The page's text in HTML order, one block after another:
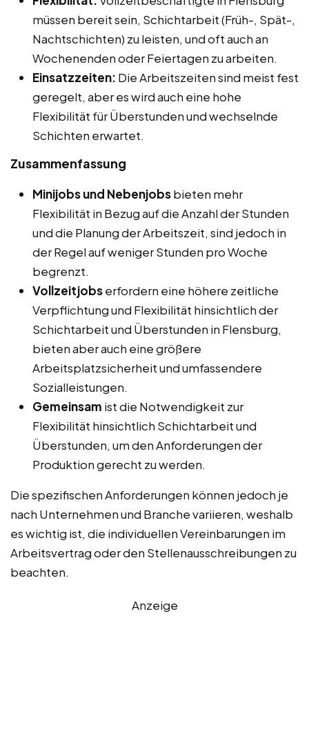
müssen bereit sein, Schichtarbeit (Früh-, Spät-,
Nachtschichten) zu leisten, und oft auch an
Wochenenden oder Feiertagen zu arbeiten.
Einsatzzeiten: Die Arbeitszeiten sind meist fest
geregelt, aber es wird auch eine hohe
Flexibilität für Überstunden und wechselnde
Schichten erwartet.
Zusammenfassung
Minijobs und Nebenjobsbieten mehr
Flexibilität in Bezug auf die Anzahl der Stunden
und die Planung der Arbeitszeit, sind jedoch in
der Regel auf weniger Stunden pro Woche
begrenzt.
Vollzeitjobserfordern eine höhere zeitliche
Verpflichtung und Flexibilität hinsichtlich der
Schichtarbeit und Überstunden in Flensburg,
bieten aber auch eine größere
Arbeitsplatzsicherheit und umfassendere
Sozialleistungen.
Gemeinsam ist die Notwendigkeit zur
Flexibilität hinsichtlich Schichtarbeit und
Überstunden, um den Anforderungen der
Produktion gerecht zu werden.
Die spezifischen Anforderungen können jedoch je
nach Unternehmen und Branche variieren, weshalb
es wichtig ist, die individuellen Vereinbarungen im
Arbeitsvertrag oder den Stellenausschreibungen zu
beachten.
Anzeige